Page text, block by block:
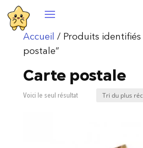
Accueil
/ Produits identifiés
postale”
Carte postale
Voici le seul résultat